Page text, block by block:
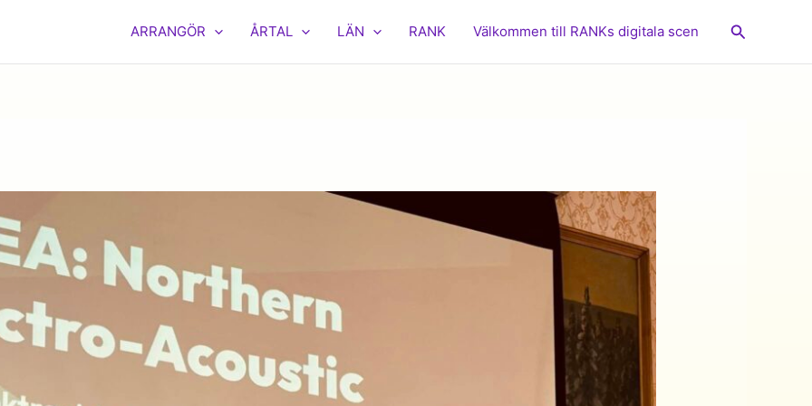
ARRANGÖR ÅRTAL LÄN RANK Välkommen till RANKs digitala scen Sök